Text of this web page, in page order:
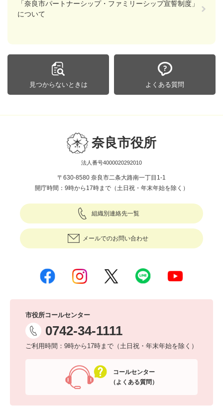
「奈良市パートナーシップ・ファミリーシップ宣誓制度」
について
見つからないときは よくある質問
奈良市役所
法人番号4000020292010
〒630-8580 奈良市二条大路南一丁目1-1
開庁時間：9時から17時まで（土日祝・年末年始を除く）
組織別連絡先一覧
メールでのお問い合わせ
市役所コールセンター
0742-34-1111
ご利用時間：9時から17時まで（土日祝・年末年始を除く）
コールセンター
（よくある質問）